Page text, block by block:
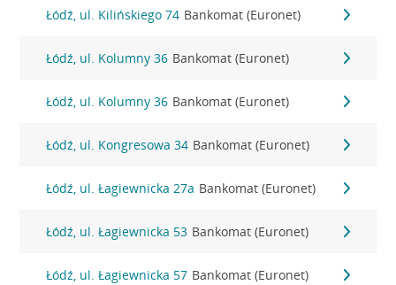
Łódź, ul. Kilińskiego 74 Bankomat (Euronet)
Łódź, ul. Kolumny 36 Bankomat (Euronet)
Łódź, ul. Kolumny 36 Bankomat (Euronet)
Łódź, ul. Kongresowa 34 Bankomat (Euronet)
Łódź, ul. Łagiewnicka 27a Bankomat (Euronet)
Łódź, ul. Łagiewnicka 53 Bankomat (Euronet)
Łódź, ul. Łagiewnicka 57 Bankomat (Euronet)